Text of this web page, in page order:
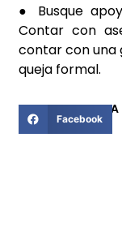
● Busque
Contar con
contar con una
queja formal.
COMPARTIR
Facebook